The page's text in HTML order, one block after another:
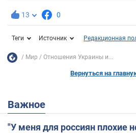
13 0
Теги Источник Редакционная
Мир Отношения Украины и...
Вернуться на
Важное
"У меня для россиян плохие